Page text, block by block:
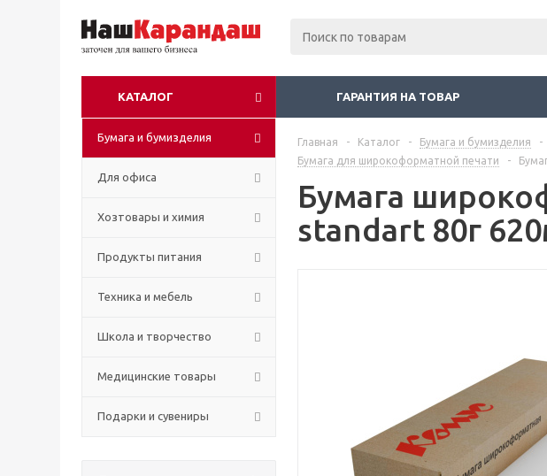
КАТАЛОГ ГАРАНТИЯ НА ТОВАР
Бумага и бумизделия
Для офиса
Хозтовары и химия
Продукты питания
Техника и мебель
Школа и творчество
Медицинские товары
Подарки и сувениры
Главная - Каталог - Бумага и бумизделия -
Бумага для широкоформатной печати
-
Бумага
standart 80г